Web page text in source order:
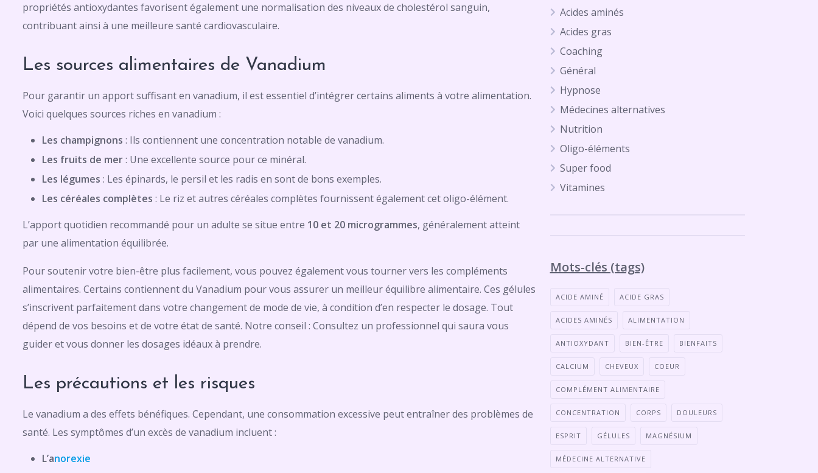
propriétés antioxydantes favorisent également une normalisation des niveaux de cholestérol sanguin,
contribuant ainsi à une meilleure santé cardiovasculaire.
Les sources alimentaires de Vanadium
Pour garantir un apport suffisant en vanadium, il est essentiel d’intégrer certains aliments à votre alimentation.
Voici quelques sources riches en vanadium :
Les champignons: Ils contiennent une concentration notable de vanadium.
Les fruits de mer: Une excellente source pour ce minéral.
Les légumes : Les épinards, le persil et les radis en sont de bons exemples.
Les céréales complètes : Le riz et autres céréales complètes fournissent également cet oligo-élément.
L’apport quotidien recommandé pour un adulte se situe entre 10 et 20 microgrammes, généralement atteint
par une alimentation équilibrée.
Pour soutenir votre bien-être plus facilement, vous pouvez également vous tourner vers les compléments
alimentaires. Certains contiennent du Vanadium pour vous assurer un meilleur équilibre alimentaire. Ces gélules
s’inscrivent parfaitement dans votre changement de mode de vie, à condition d’en respecter le dosage. Tout
dépend de vos besoins et de votre état de santé. Notre conseil : Consultez un professionnel qui saura vous
guider et vous donner les dosages idéaux à prendre.
Les précautions et les risques
Le vanadium a des effets bénéfiques. Cependant, une consommation excessive peut entraîner des problèmes de
santé. Les symptômes d’un excès de vanadium incluent :
L’anorexie
Acides aminés
Acides gras
Coaching
Général
Hypnose
Médecines alternatives
Nutrition
Oligo-éléments
Super food
Vitamines
Mots-clés (tags)
ACIDE AMINÉ ACIDE GRAS
ACIDES AMINÉS ALIMENTATION
ANTIOXYDANT BIEN-ÊTRE BIENFAITS
CALCIUM CHEVEUX COEUR
COMPLÉMENT ALIMENTAIRE
CONCENTRATION CORPS DOULEURS
ESPRIT GÉLULES MAGNÉSIUM
MÉDECINE ALTERNATIVE